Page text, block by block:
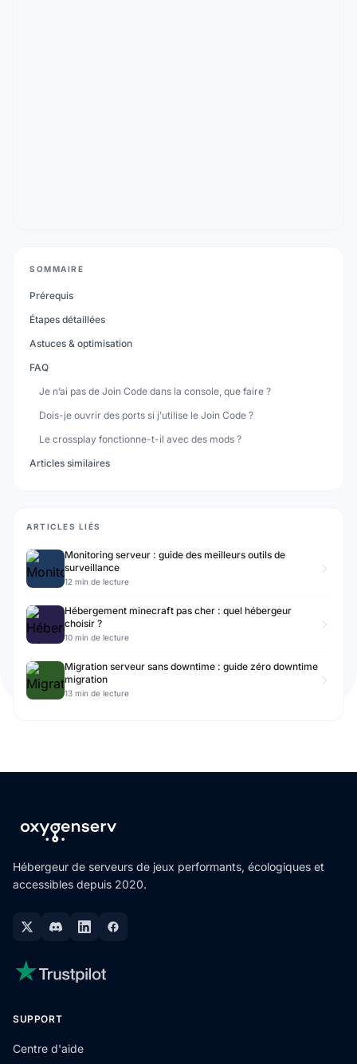
SOMMAIRE
Prérequis
Étapes détaillées
Astuces & optimisation
FAQ
Je n’ai pas de Join Code dans la console, que faire ?
Dois-je ouvrir des ports si j’utilise le Join Code ?
Le crossplay fonctionne-t-il avec des mods ?
Articles similaires
ARTICLES LIÉS
Monitoring serveur : guide des meilleurs outils de
surveillance
12 min de lecture
Hébergement minecraft pas cher : quel hébergeur
choisir ?
10 min de lecture
Migration serveur sans downtime : guide zéro downtime
migration
13 min de lecture
Hébergeur de serveurs de jeux performants, écologiques et
accessibles depuis 2020.
SUPPORT
Centre d'aide